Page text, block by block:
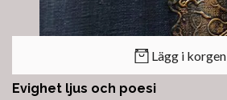
Lägg i korgen
Evighet ljus och poesi